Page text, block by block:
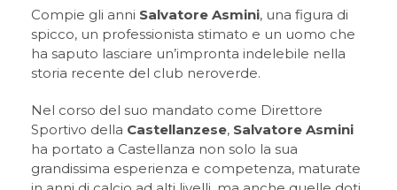
Compie gli anni Salvatore Asmini, una figura di
spicco, un professionista stimato e un uomo che
ha saputo lasciare un’impronta indelebile nella
storia recente del club neroverde.
Nel corso del suo mandato come Direttore
Sportivo della Castellanzese, Salvatore Asmini
ha portato a Castellanza non solo la sua
grandissima esperienza e competenza, maturate